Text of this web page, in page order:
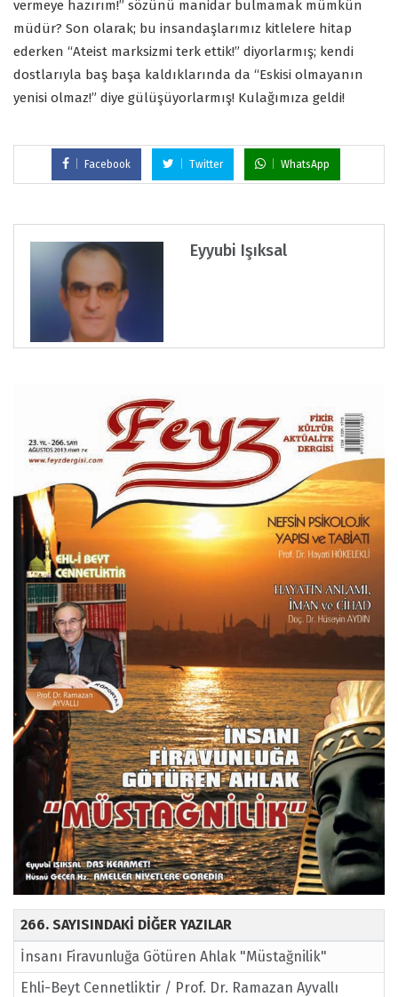
vermeye hazırım!” sözünü manidar bulmamak mümkün
müdür? Son olarak; bu insandaşlarımız kitlelere hitap
ederken “Ateist marksizmi terk ettik!” diyorlarmış; kendi
dostlarıyla baş başa kaldıklarında da “Eskisi olmayanın
yenisi olmaz!” diye gülüşüyorlarmış! Kulağımıza geldi!
Facebook Twitter WhatsApp
Eyyubi Işıksal
266. SAYISINDAKİ DİĞER YAZILAR
İnsanı Firavunluğa Götüren Ahlak "Müstağnilik"
Ehli-Beyt Cennetliktir / Prof. Dr. Ramazan Ayvallı